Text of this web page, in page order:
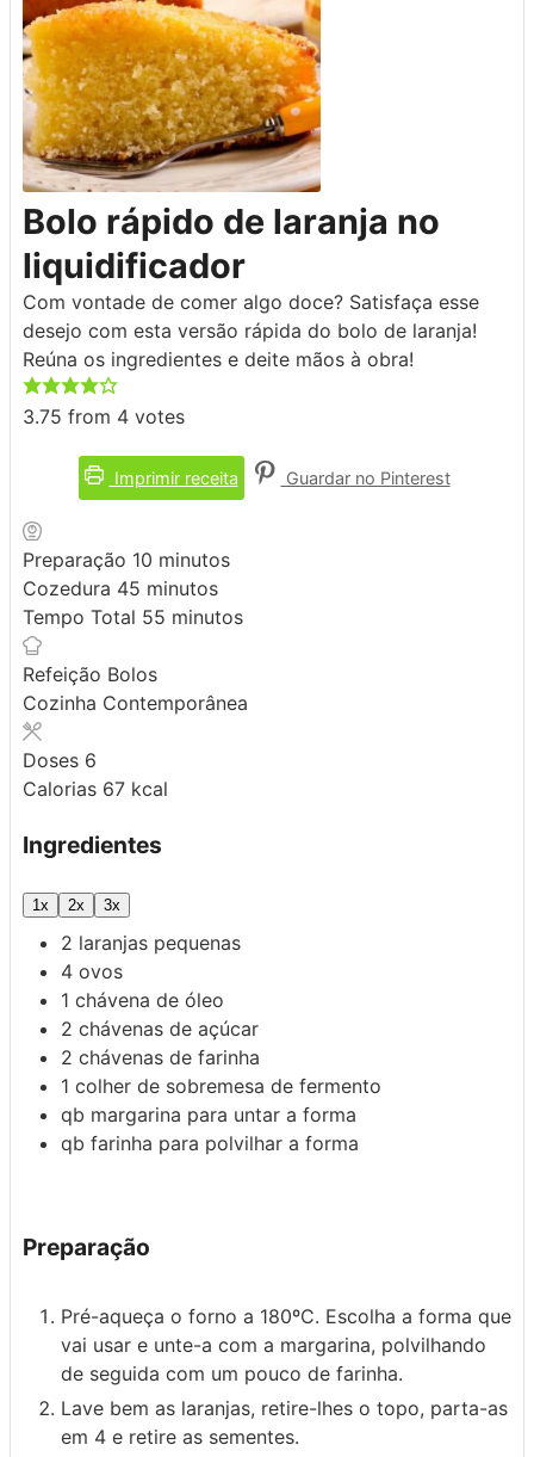
Bolo rápido de laranja no
liquidificador
Com vontade de comer algo doce? Satisfaça esse
desejo com esta versão rápida do bolo de laranja!
Reúna os ingredientes e deite mãos à obra!
3.75 from 4 votes
Imprimir receita Guardar no Pinterest
Preparação 10 minutos
minutos
Cozedura 45 minutos
minutos
Tempo Total 55 minutos
minutos
Refeição Bolos
Cozinha Contemporânea
Doses 6
Calorias 67 kcal
Ingredientes
1x 2x 3x
2 laranjas pequenas
4 ovos
1 chávena de óleo
2 chávenas de açúcar
2 chávenas de farinha
1 colher de sobremesa de fermento
qb margarina para untar a forma
qb farinha para polvilhar a forma
Preparação
Pré-aqueça o forno a 180ºC. Escolha a forma que
vai usar e unte-a com a margarina, polvilhando
de seguida com um pouco de farinha.
Lave bem as laranjas, retire-lhes o topo, parta-as
em 4 e retire as sementes.